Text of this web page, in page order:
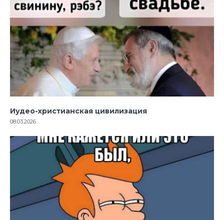
Иудео-христианская цивилизация
08.03.2026